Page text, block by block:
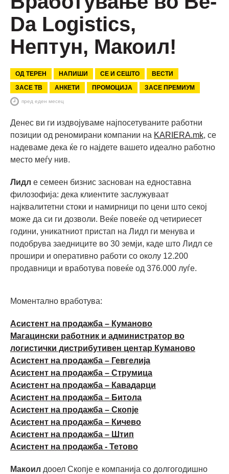
Da Logistics,
Нептун, Макоил!
ОД ТЕРЕН НАПИШИ СЕ И СЕШТО
ВЕСТИ
ЗАСЕ ТВ
АНКЕТИ ПРОМОЦИЈА ЗАСЕ ПРЕМИУМ
пред еден месец
Денес ви ги издвојуваме најпосетуваните работни
позиции од реномирани компании на KARIERA.mk, се
надеваме дека ќе го најдете вашето идеално работно
место меѓу нив.
Лидл е семеен бизнис заснован на едноставна
филозофија: дека клиентите заслужуваат
најквалитетни стоки и намирници по цени што секој
може да си ги дозволи. Веќе повеќе од четириесет
години, уникатниот пристап на Лидл ги менувa и
подобрувa заедниците во 30 земји, каде што Лидл се
прошири и оперативно работи со околу 12.200
продавници и вработува повеќе од 376.000 луѓе.
Моментално вработува:
Асистент на продажба – Куманово
Магацински работник и администратор во
логистички дистрибутивен центар Куманово
Асистент на продажба – Гевгелија
Асистент на продажба – Струмица
Асистент на продажба – Кавадарци
Асистент на продажба – Битола
Асистент на продажба – Скопје
Асистент на продажба – Кичево
Асистент на продажба – Штип
Асистент на продажба - Тетово
Макоил дооел Скопје е компанија со долгогодишно